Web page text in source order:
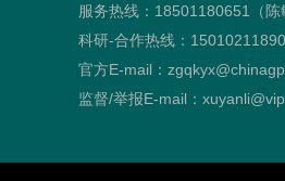
服务热线：18501180651（陈
科研-合作热线：15010211890
官方E-mail：
监督/举报E-mail：